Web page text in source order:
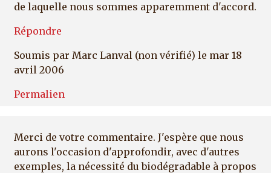
de laquelle nous sommes apparemment d'accord.
Répondre
Soumis par Marc Lanval (non vérifié) le mar 18
avril 2006
Permalien
Merci de votre commentaire. J'espère que nous
aurons l'occasion d'approfondir, avec d'autres
exemples, la nécessité du biodégradable à propos